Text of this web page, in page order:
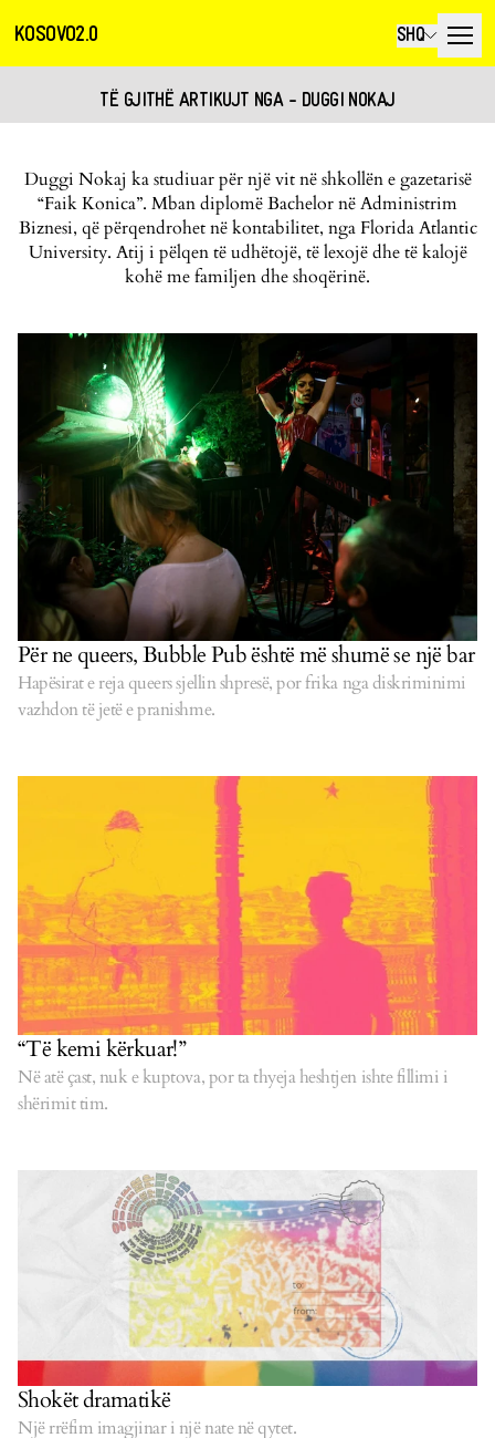
KOSOVO2.0 SHQ
TË GJITHË ARTIKUJT NGA - DUGGI NOKAJ
Duggi Nokaj ka studiuar për një vit në shkollën e gazetarisë
“Faik Konica”. Mban diplomë Bachelor në Administrim
Biznesi, që përqendrohet në kontabilitet, nga Florida Atlantic
University. Atij i pëlqen të udhëtojë, të lexojë dhe të kalojë
kohë me familjen dhe shoqërinë.
Për ne queers, Bubble Pub është më shumë se një bar
Hapësirat e reja queers sjellin shpresë, por frika nga diskriminimi
vazhdon të jetë e pranishme.
“Të kemi kërkuar!”
Në atë çast, nuk e kuptova, por ta thyeja heshtjen ishte fillimi i
shërimit tim.
Shokët dramatikë
Një rrëfim imagjinar i një nate në qytet.